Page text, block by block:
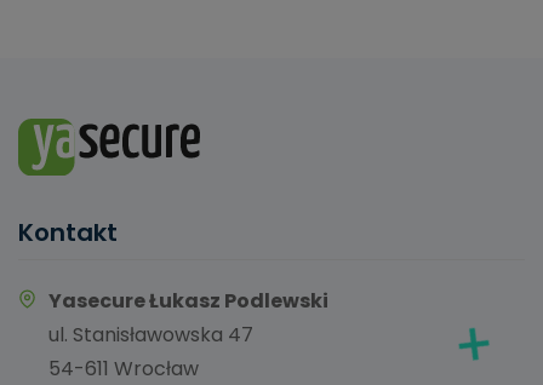
Kontakt
Yasecure Łukasz Podlewski
ul. Stanisławowska 47
54-611 Wrocław